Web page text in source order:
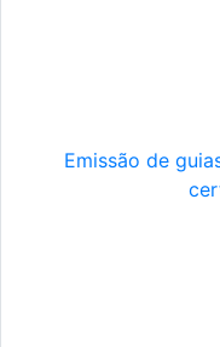
Emissão de